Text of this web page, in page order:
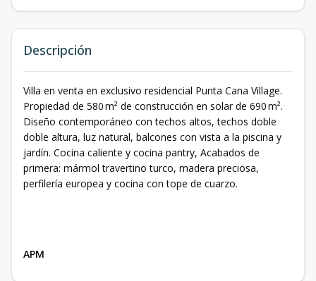
Descripción
Villa en venta en exclusivo residencial Punta Cana Village.
Propiedad de 580 m² de construcción en solar de 690 m².
Diseño contemporáneo con techos altos, techos doble
doble altura, luz natural, balcones con vista a la piscina y
jardín. Cocina caliente y cocina pantry, Acabados de
primera: mármol travertino turco, madera preciosa,
perfilería europea y cocina con tope de cuarzo.
APM